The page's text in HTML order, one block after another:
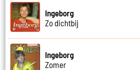
Ingeborg
Zo dichtbij
Ingeborg
Zomer